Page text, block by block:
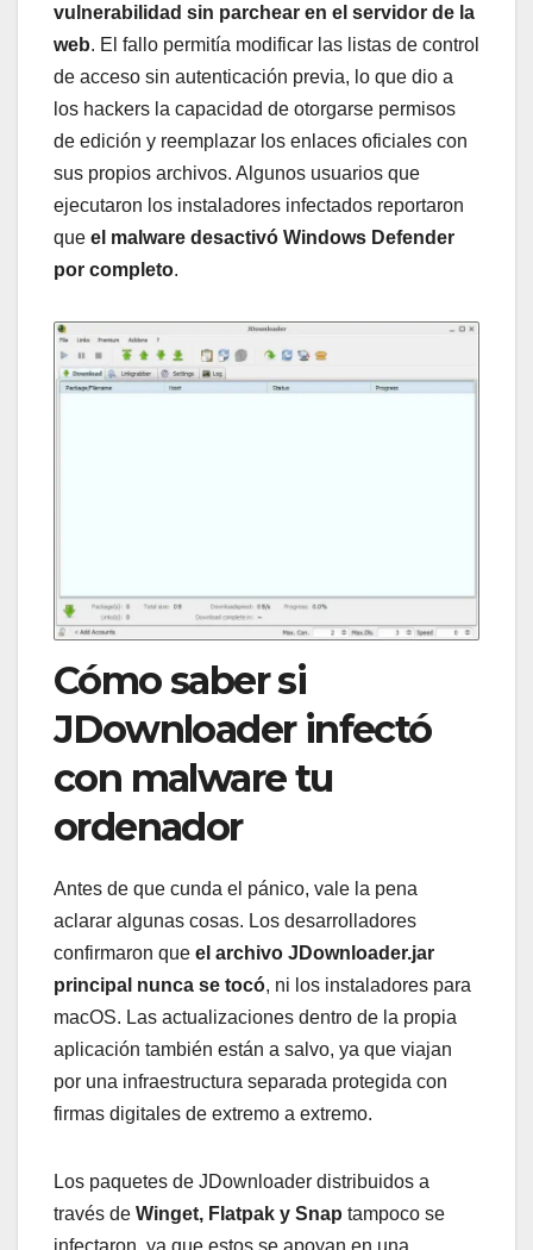
vulnerabilidad sin parchear en el servidor de la
web. El fallo permitía modificar las listas de control
de acceso sin autenticación previa, lo que dio a
los hackers la capacidad de otorgarse permisos
de edición y reemplazar los enlaces oficiales con
sus propios archivos. Algunos usuarios que
ejecutaron los instaladores infectados reportaron
que el malware desactivó Windows Defender
por completo.
Cómo saber si
JDownloader infectó
con malware tu
ordenador
Antes de que cunda el pánico, vale la pena
aclarar algunas cosas. Los desarrolladores
confirmaron que el archivo JDownloader.jar
principal nunca se tocó, ni los instaladores para
macOS. Las actualizaciones dentro de la propia
aplicación también están a salvo, ya que viajan
por una infraestructura separada protegida con
firmas digitales de extremo a extremo.
Los paquetes de JDownloader distribuidos a
través de Winget, Flatpak y Snap tampoco se
infectaron, ya que estos se apoyan en una